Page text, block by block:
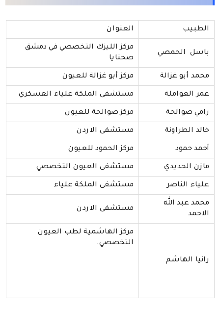
الطبيب العنوان
باسل الحمصي
مركز الليزك التخصصي في دمشق
صحنايا
محمد أبو غزالة مركز أبو غزالة للعيون
عمر العواملة مستشفى الملكة علياء العسكري
رامي صوالحة مركز صوالحة للعيون
خالد الطراونة مستشفى الاردن
أحمد حمود مركز الحمود للعيون
مازن الحديدي مستشفى العيون التخصصي
علياء الناصر مستشفى الملكة علياء
محمد عبد الله
الاحمد
مستشفى الاردن
رانيا الهاشم
مركز الهاشمية لطب العيون
التخصصي.